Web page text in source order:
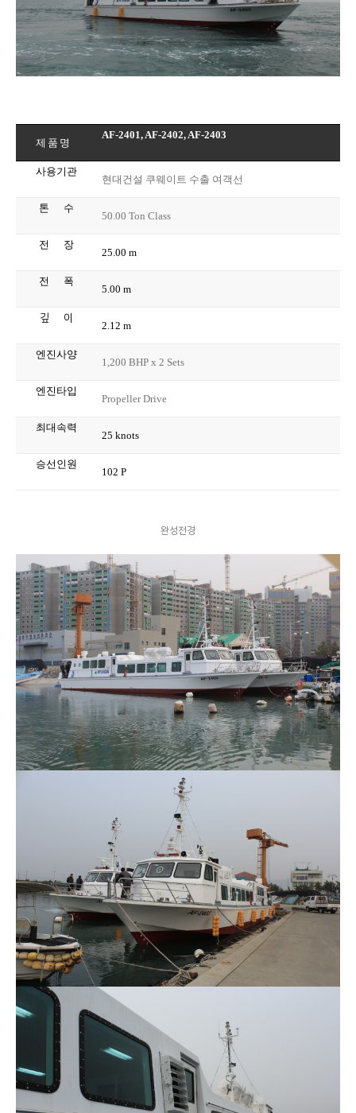
제품명
AF-2401, AF-2402, AF-2403
사용기관
현대건설 쿠웨이트 수출 여객선
톤 수
50.00 Ton Class
전 장
25.00 m
전 폭
5.00 m
깊 이
2.12 m
엔진사양
1,200 BHP x 2 Sets
엔진타입
Propeller Drive
최대속력
25 knots
승선인원
102 P
완성전경